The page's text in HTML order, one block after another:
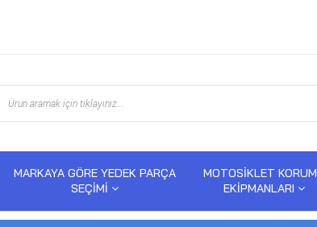
MARKAYA GÖRE YEDEK PARÇA
SEÇİMİ
MOTOSİKLET
EKİPMANLARI